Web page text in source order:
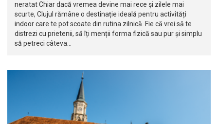
neratat Chiar dacă vremea devine mai rece și zilele mai
scurte, Clujul rămâne o destinație ideală pentru activități
indoor care te pot scoate din rutina zilnică. Fie că vrei să te
distrezi cu prietenii, să îți menții forma fizică sau pur și simplu
să petreci câteva…